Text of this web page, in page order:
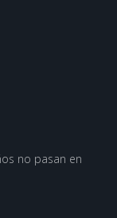
no pasan en